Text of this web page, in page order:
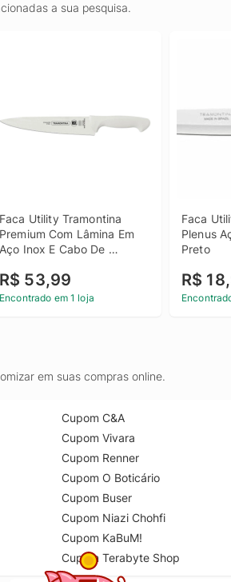
a sua pesquisa.
Faca Utility Tramontina
Premium Com Lâmina Em
Aço Inox E Cabo De
R$ 53,99
Encontrado em 1 loja
Faca
Plenus
Preto
R$
em suas compras online.
Cupom C&A
Cupom Vivara
Cupom Renner
Cupom O Boticário
Cupom Buser
Cupom Niazi Chohfi
Cupom KaBuM!
Cupom Terabyte Shop